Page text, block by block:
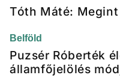
Tóth Máté:
Belföld
Puzsér Róberték
államfőjelölés